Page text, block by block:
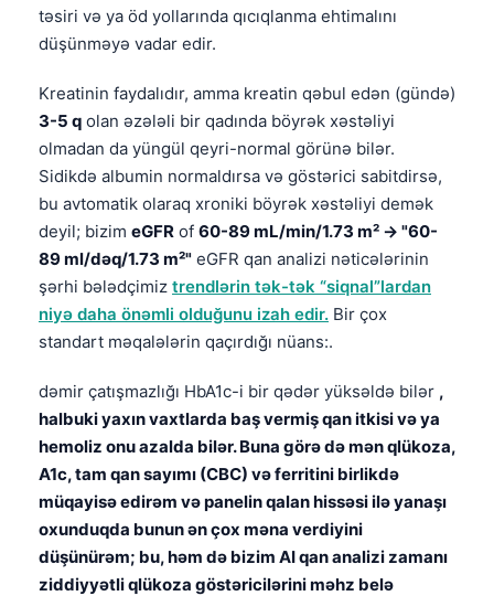
təsiri və ya öd yollarında qıcıqlanma ehtimalını
düşünməyə vadar edir.
Kreatinin faydalıdır, amma kreatin qəbul edən (gündə)
3-5 q olan əzələli bir qadında böyrək xəstəliyi
olmadan da yüngül qeyri-normal görünə bilər.
Sidikdə albumin normaldırsa və göstərici sabitdirsə,
bu avtomatik olaraq xroniki böyrək xəstəliyi demək
deyil; bizim eGFR of 60-89 mL/min/1.73 m² -> "60-
89 ml/dəq/1.73 m²" eGFR qan analizi nəticələrinin
şərhi bələdçimiz trendlərin tək-tək “siqnal”lardan
niyə daha önəmli olduğunu izah edir. Bir çox
standart məqalələrin qaçırdığı nüans:.
dəmir çatışmazlığı HbA1c-i bir qədər yüksəldə bilər ,
halbuki yaxın vaxtlarda baş vermiş qan itkisi və ya
hemoliz onu azalda bilər. Buna görə də mən qlükoza,
A1c, tam qan sayımı (CBC) və ferritini birlikdə
müqayisə edirəm və panelin qalan hissəsi ilə yanaşı
oxunduqda bunun ən çox məna verdiyini
düşünürəm; bu, həm də bizim AI qan analizi zamanı
ziddiyyətli qlükoza göstəricilərini məhz belə